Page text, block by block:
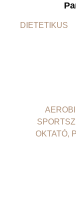
DIETETIKUS
OKTATÓ,